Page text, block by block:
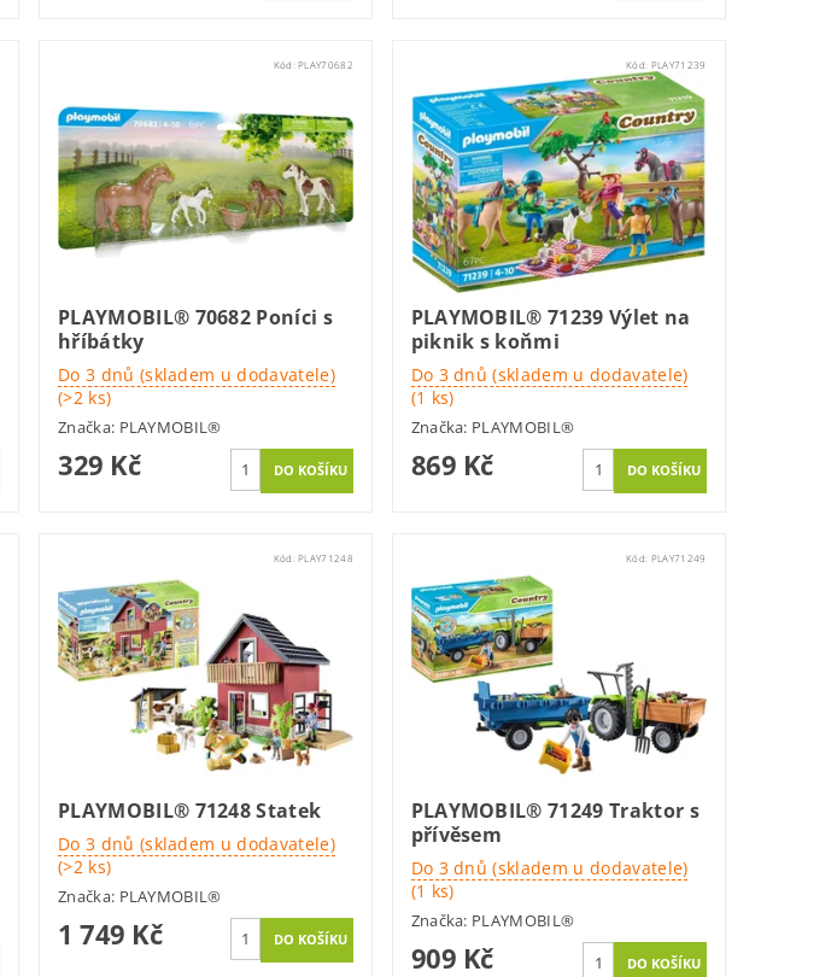
Kód:PLAY70682
PLAYMOBIL® 70682 Poníci s
hříbátky
Do 3 dnů (skladem u dodavatele)
(>2 ks)
Značka: PLAYMOBIL®
329 Kč
Kód: PLAY71239
PLAYMOBIL® 71239 Výlet na
piknik s koňmi
Do 3 dnů (skladem u dodavatele)
(1 ks)
Značka: PLAYMOBIL®
869 Kč
Kód:PLAY71248
PLAYMOBIL® 71248 Statek
Do 3 dnů (skladem u dodavatele)
(>2 ks)
Značka: PLAYMOBIL®
1 749 Kč
Kód: PLAY71249
PLAYMOBIL® 71249 Traktor s
přívěsem
Do 3 dnů (skladem u dodavatele)
(1 ks)
Značka: PLAYMOBIL®
909 Kč